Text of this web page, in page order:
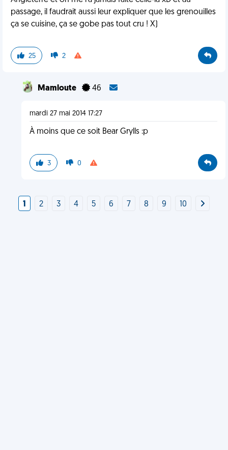
passage, il faudrait aussi leur expliquer que les grenouilles
ça se cuisine, ça se gobe pas tout cru ! X)
25 2
Mamloute 46
mardi 27 mai 2014 17:27
À moins que ce soit Bear Grylls :p
3 0
1 2 3 4 5 6 7 8 9 10